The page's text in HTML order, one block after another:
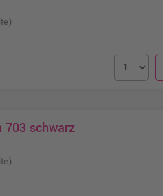
703 schwarz